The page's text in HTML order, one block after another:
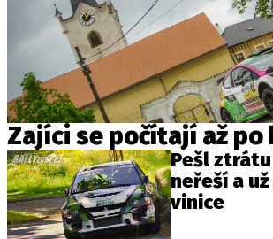
Zajíci se počítají až po
Pešl
neřeší a
vinice